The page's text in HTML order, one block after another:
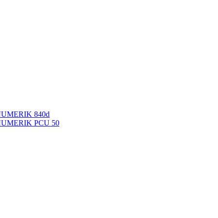
840d
PCU 50